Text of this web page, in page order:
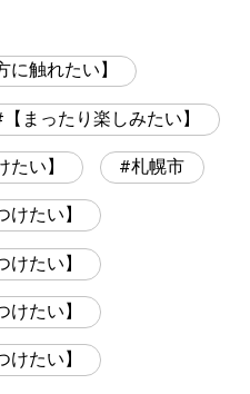
に触れたい】
【まったり楽しみたい】
たい】 札幌市
けたい】
けたい】
けたい】
けたい】